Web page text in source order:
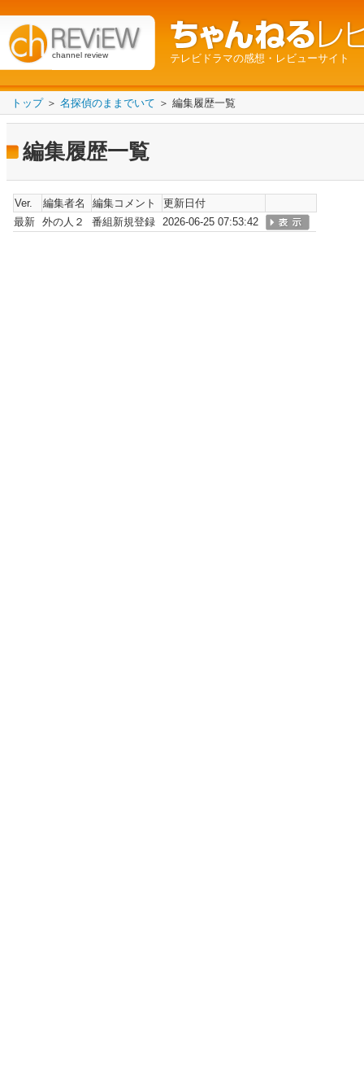
channel review テレビドラマの感想・レビューサイト
トップ＞ 名探偵のままでいて ＞ 編集履歴一覧
編集履歴一覧
Ver. 編集者名 編集コメント
更新日付
最新 外の人２ 番組新規登録 2026-06-25 07:53:42